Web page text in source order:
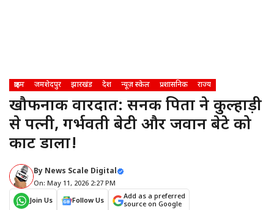
क्राइम जमशेदपुर झारखंड देश न्यूज़ स्केल प्रशासनिक राज्य
खौफनाक वारदात: सनकी पिता ने कुल्हाड़ी
से पत्नी, गर्भवती बेटी और जवान बेटे को
काट डाला!
By News Scale Digital
On: May 11, 2026 2:27 PM
Join Us
Follow Us
Add as a preferred
source on Google